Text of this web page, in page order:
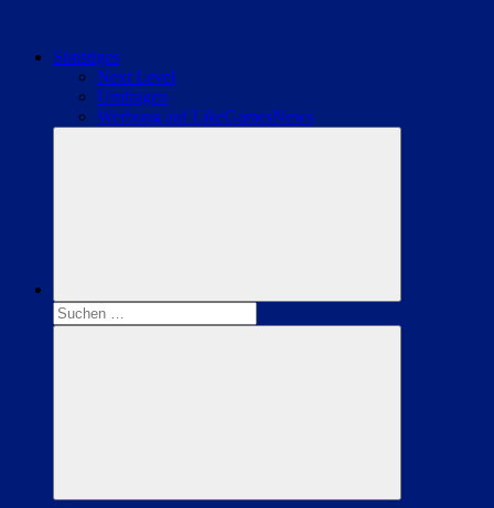
Sonstiges
Next Level
Umfragen
Werbung auf LikeGamesNews
Suchen
nach:
Suchen